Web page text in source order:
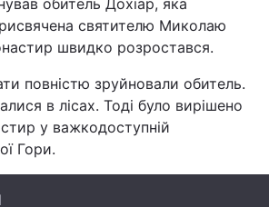
Наука
Інциденти
обитель Дохіар, яка
святителю Миколаю
швидко розростався.
повністю зруйновали обитель.
в лісах. Тоді було вирішено
у важкодоступній
Гори.